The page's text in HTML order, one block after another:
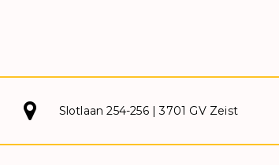
Slotlaan 254-256 | 3701 GV Zeist